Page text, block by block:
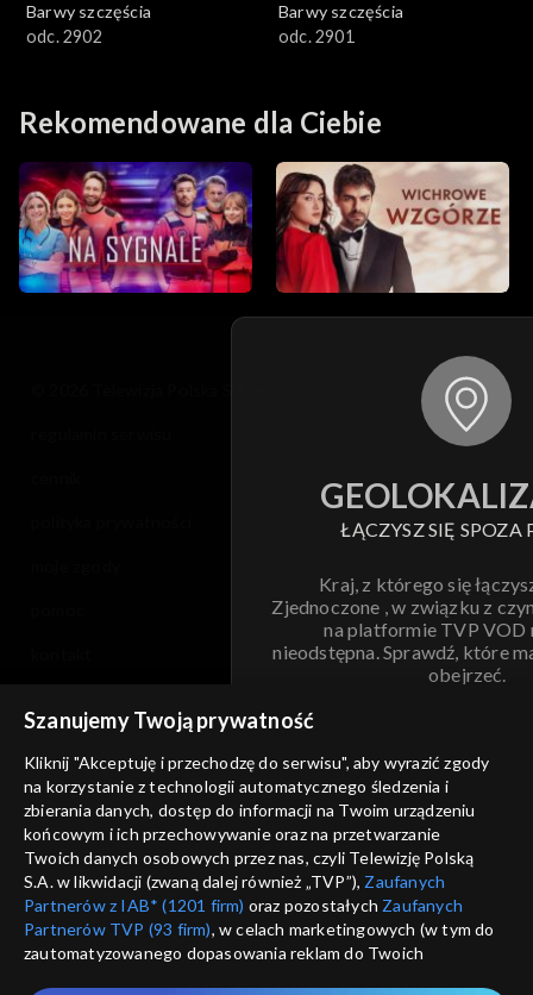
Barwy szczęścia
odc. 2902
Barwy szczęścia
odc. 2901
Rekomendowane dla Ciebie
ŁĄCZYSZ SIĘ SPOZA
Kraj, z którego się
Zjednoczone , w związku z
na platformie TVP VOD
nieodstępna. Sprawdź, które
obejrzeć.
ANULUJ
informacje o dostawcy usług
Szanujemy Twoją prywatność
Kliknij "Akceptuję i przechodzę do serwisu", aby wyrazić zgody
na korzystanie z technologii automatycznego śledzenia i
zbierania danych, dostęp do informacji na Twoim urządzeniu
końcowym i ich przechowywanie oraz na przetwarzanie
Twoich danych osobowych przez nas, czyli Telewizję Polską
S.A. w likwidacji (zwaną dalej również „TVP”), Zaufanych
Partnerów z IAB* (1201 firm) oraz pozostałych Zaufanych
Partnerów TVP (93 firm), w celach marketingowych (w tym do
zautomatyzowanego dopasowania reklam do Twoich